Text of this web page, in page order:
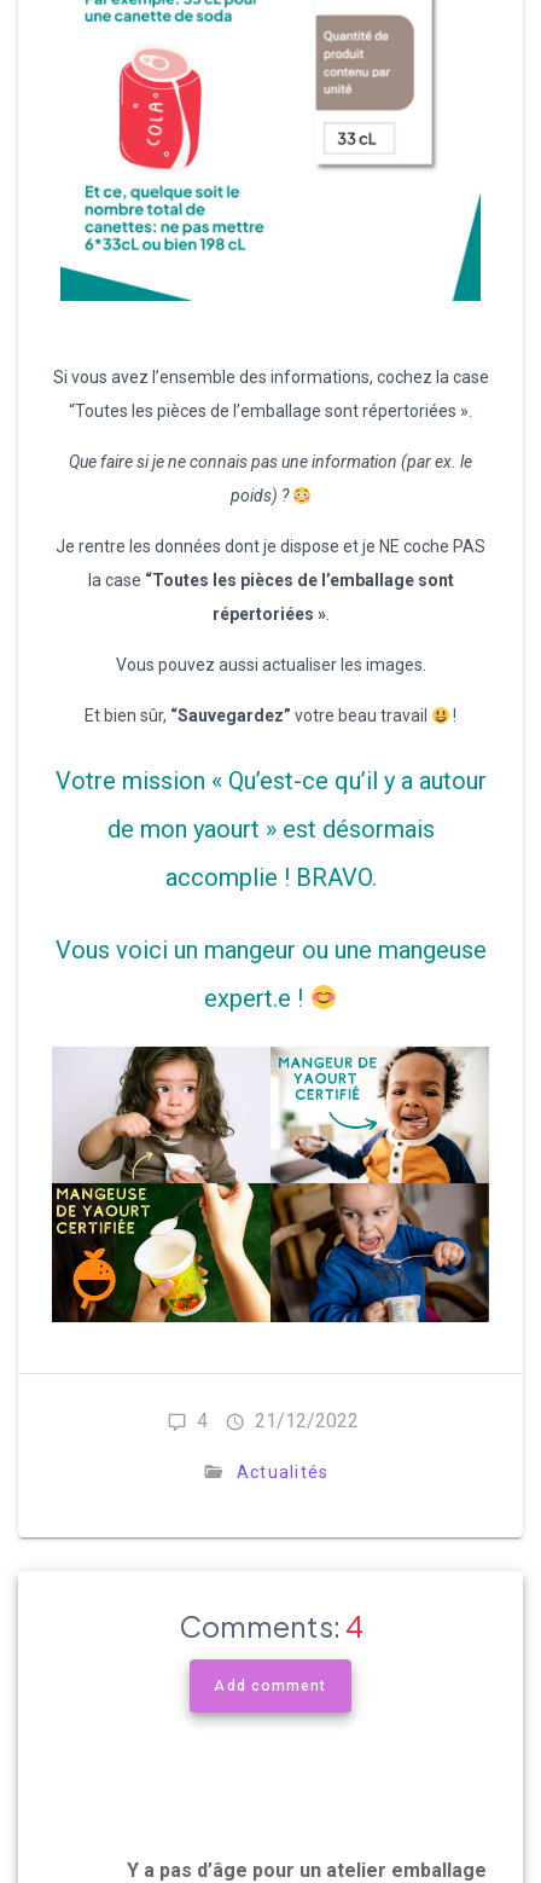
Si vous avez l’ensemble des informations, cochez la case
“Toutes les pièces de l’emballage sont répertoriées ».
Que faire si je ne connais pas une information (par ex. le
poids) ?
Je rentre les données dont je dispose et je NE coche PAS
la case “Toutes les pièces de l’emballage sont
répertoriées ».
Vous pouvez aussi actualiser les images.
Et bien sûr, “Sauvegardez” votre beau travail !
Votre mission « Qu’est-ce qu’il y a autour
de mon yaourt » est désormais
accomplie ! BRAVO.
Vous voici un mangeur ou une mangeuse
expert.e !
4 21/12/2022
Actualités
Comments: 4
Add comment
Y a pas d’âge pour un atelier emballage